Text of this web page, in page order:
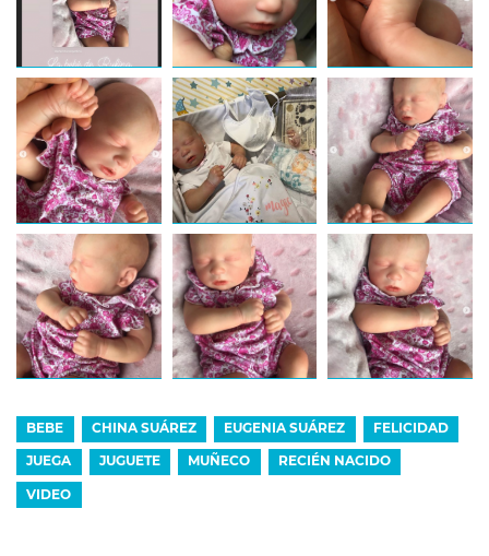
BEBE CHINA SUÁREZ EUGENIA SUÁREZ FELICIDAD
JUEGA JUGUETE MUÑECO RECIÉN NACIDO
VIDEO